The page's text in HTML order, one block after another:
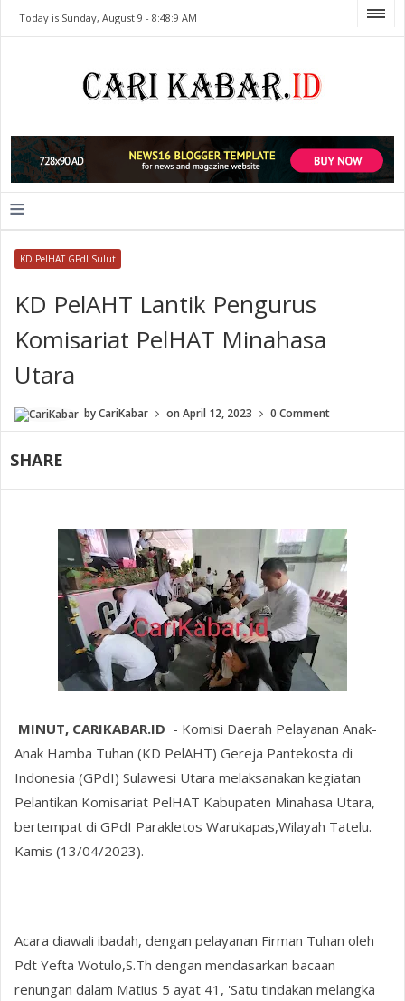
Today is Sunday, August 9 -8:48:9 AM
≡
KD PelHAT GPdI Sulut
KD PelAHT Lantik Pengurus
Komisariat PelHAT Minahasa
Utara
byCariKabar onApril 12, 2023 0 Comment
SHARE
MINUT, CARIKABAR.ID - Komisi Daerah Pelayanan Anak-
Anak Hamba Tuhan (KD PelAHT) Gereja Pantekosta di
Indonesia (GPdI) Sulawesi Utara melaksanakan kegiatan
Pelantikan Komisariat PelHAT Kabupaten Minahasa Utara,
bertempat di GPdI Parakletos Warukapas,Wilayah Tatelu.
Kamis (13/04/2023).
Acara diawali ibadah, dengan pelayanan Firman Tuhan oleh
Pdt Yefta Wotulo,S.Th dengan mendasarkan bacaan
renungan dalam Matius 5 ayat 41, 'Satu tindakan melangka